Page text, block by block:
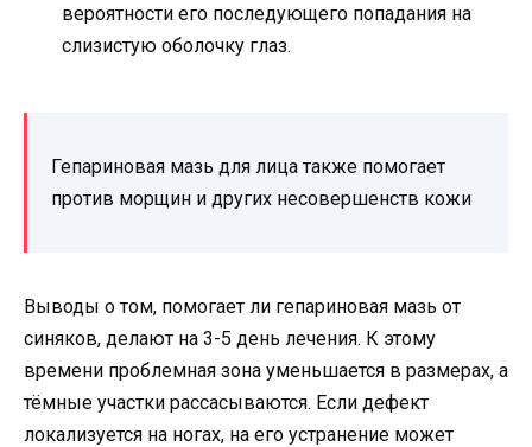
вероятности его последующего попадания на
слизистую оболочку глаз.
Гепариновая мазь для лица также помогает
против морщин и других несовершенств кожи
Выводы о том, помогает ли гепариновая мазь от
синяков, делают на 3-5 день лечения. К этому
времени проблемная зона уменьшается в размерах, а
тёмные участки рассасываются. Если дефект
локализуется на ногах, на его устранение может